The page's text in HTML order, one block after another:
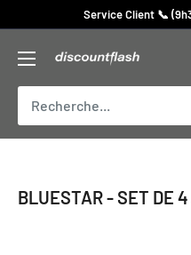
contenu
Service Client 📞
Discount
Flash
BLUESTAR - SET DE